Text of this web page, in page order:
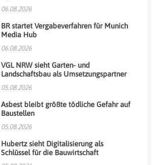
06.08.2026
BR startet Vergabeverfahren für Munich
Media Hub
06.08.2026
VGL NRW sieht Garten- und
Landschaftsbau als Umsetzungspartner
05.08.2026
Asbest bleibt größte tödliche Gefahr auf
Baustellen
05.08.2026
Hubertz sieht Digitalisierung als
Schlüssel für die Bauwirtschaft